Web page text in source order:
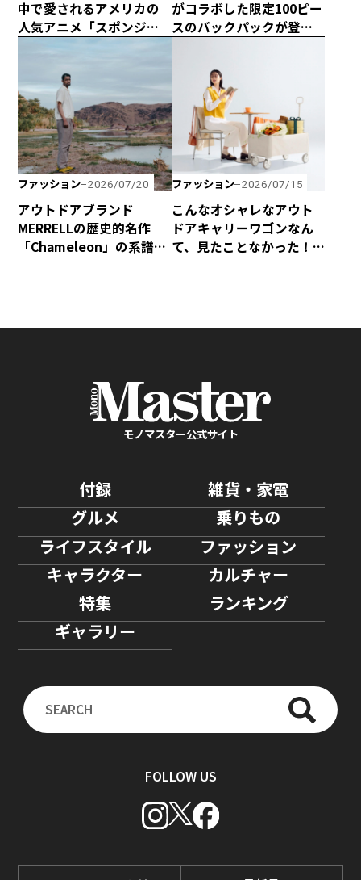
中で愛されるアメリカの
人気アニメ「スポンジ・
ボブ」とコラボアイテム
がコラボした限定100ピー
スのバックパックが登
ファッション 2026/07/20
アウトドアブランド
MERRELLの歴史的名作
「Chameleon」の系譜を
ファッション 2026/07/15
こんなオシャレなアウト
ドアキャリーワゴンなん
て、見たことなかった！
モノマスター公式サイト
付録
雑貨・家電
グルメ
乗りもの
ライフスタイル
ファッション
キャラクター
カルチャー
特集
ランキング
ギャラリー
FOLLOW US